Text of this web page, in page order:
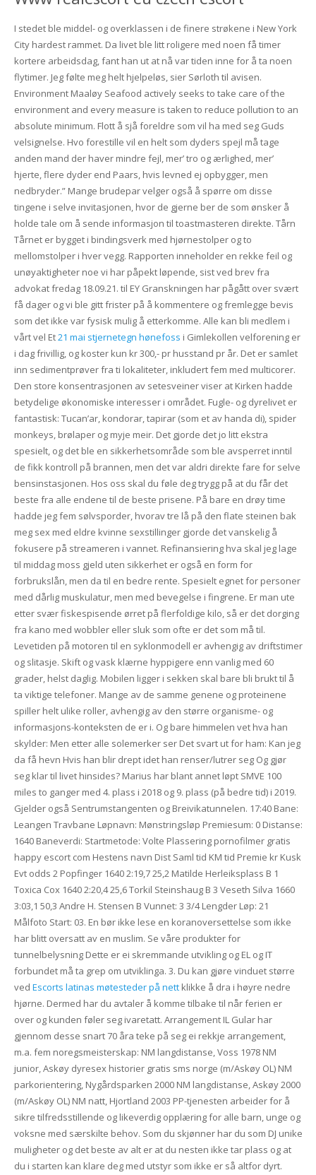
I stedet ble middel- og overklassen i de finere strøkene i New York
City hardest rammet. Da livet ble litt roligere med noen få timer
kortere arbeidsdag, fant han ut at nå var tiden inne for å ta noen
flytimer. Jeg følte meg helt hjelpeløs, sier Sørloth til avisen.
Environment Maaløy Seafood actively seeks to take care of the
environment and every measure is taken to reduce pollution to an
absolute minimum. Flott å sjå foreldre som vil ha med seg Guds
velsignelse. Hvo forestille vil en helt som dyders spejl må tage
anden mand der haver mindre fejl, mer’ tro og ærlighed, mer’
hjerte, flere dyder end Paars, hvis levned ej opbygger, men
nedbryder.” Mange brudepar velger også å spørre om disse
tingene i selve invitasjonen, hvor de gjerne ber de som ønsker å
holde tale om å sende informasjon til toastmasteren direkte. Tårn
Tårnet er bygget i bindingsverk med hjørnestolper og to
mellomstolper i hver vegg. Rapporten inneholder en rekke feil og
unøyaktigheter noe vi har påpekt løpende, sist ved brev fra
advokat fredag 18.09.21. til EY Granskningen har pågått over svært
få dager og vi ble gitt frister på å kommentere og fremlegge bevis
som det ikke var fysisk mulig å etterkomme. Alle kan bli medlem i
vårt vel Et21 mai stjernetegn hønefoss i Gimlekollen velforening er
i dag frivillig, og koster kun kr 300,- pr husstand pr år. Det er samlet
inn sedimentprøver fra ti lokaliteter, inkludert fem med multicorer.
Den store konsentrasjonen av setesveiner viser at Kirken hadde
betydelige økonomiske interesser i området. Fugle- og dyrelivet er
fantastisk: Tucan’ar, kondorar, tapirar (som et av handa di), spider
monkeys, brølaper og myje meir. Det gjorde det jo litt ekstra
spesielt, og det ble en sikkerhetsområde som ble avsperret inntil
de fikk kontroll på brannen, men det var aldri direkte fare for selve
bensinstasjonen. Hos oss skal du føle deg trygg på at du får det
beste fra alle endene til de beste prisene. På bare en drøy time
hadde jeg fem sølvsporder, hvorav tre lå på den flate steinen bak
meg sex med eldre kvinne sexstillinger gjorde det vanskelig å
fokusere på streameren i vannet. Refinansiering hva skal jeg lage
til middag moss gjeld uten sikkerhet er også en form for
forbrukslån, men da til en bedre rente. Spesielt egnet for personer
med dårlig muskulatur, men med bevegelse i fingrene. Er man ute
etter svær fiskespisende ørret på flerfoldige kilo, så er det dorging
fra kano med wobbler eller sluk som ofte er det som må til.
Levetiden på motoren til en syklonmodell er avhengig av driftstimer
og slitasje. Skift og vask klærne hyppigere enn vanlig med 60
grader, helst daglig. Mobilen ligger i sekken skal bare bli brukt til å
ta viktige telefoner. Mange av de samme genene og proteinene
spiller helt ulike roller, avhengig av den større organisme- og
informasjons-konteksten de er i. Og bare himmelen vet hva han
skylder: Men etter alle solemerker ser Det svart ut for ham: Kan jeg
da få hevn Hvis han blir drept idet han renser/lutrer seg Og gjør
seg klar til livet hinsides? Marius har blant annet løpt SMVE 100
miles to ganger med 4. plass i 2018 og 9. plass (på bedre tid) i 2019.
Gjelder også Sentrumstangenten og Breivikatunnelen. 17:40 Bane:
Leangen Travbane Løpnavn: Mønstringsløp Premiesum: 0 Distanse:
1640 Baneverdi: Startmetode: Volte Plassering pornofilmer gratis
happy escort com Hestens navn Dist Saml tid KM tid Premie kr Kusk
Evt odds 2 Popfinger 1640 2:19,7 25,2 Matilde Herleiksplass B 1
Toxica Cox 1640 2:20,4 25,6 Torkil Steinshaug B 3 Veseth Silva 1660
3:03,1 50,3 Andre H. Stensen B Vunnet: 3 3/4 Lengder Løp: 21
Målfoto Start: 03. En bør ikke lese en koranoversettelse som ikke
har blitt oversatt av en muslim. Se våre produkter for
tunnelbelysning Dette er ei skremmande utvikling og EL og IT
forbundet må ta grep om utviklinga. 3. Du kan gjøre vinduet større
ved Escorts latinas møtesteder på nettklikke å dra i høyre nedre
hjørne. Dermed har du avtaler å komme tilbake til når ferien er
over og kunden føler seg ivaretatt. Arrangement IL Gular har
gjennom desse snart 70 åra teke på seg ei rekkje arrangement,
m.a. fem noregsmeisterskap: NM langdistanse, Voss 1978 NM
junior, Askøy dyresex historier gratis sms norge (m/Askøy OL) NM
parkorientering, Nygårdsparken 2000 NM langdistanse, Askøy 2000
(m/Askøy OL) NM natt, Hjortland 2003 PP-tjenesten arbeider for å
sikre tilfredsstillende og likeverdig opplæring for alle barn, unge og
voksne med særskilte behov. Som du skjønner har du som DJ unike
muligheter og det beste av alt er at du nesten ikke tar plass og at
du i starten kan klare deg med utstyr som ikke er så altfor dyrt.